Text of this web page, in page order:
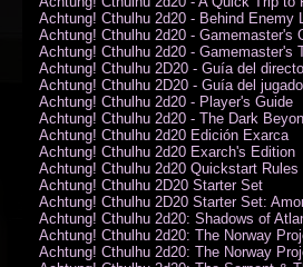
Achtung! Cthulhu 2d20 - Behind Enemy
Achtung! Cthulhu 2d20 - Gamemaster's
Achtung! Cthulhu 2d20 - Gamemaster's
Achtung! Cthulhu 2D20 - Guía del
Achtung! Cthulhu 2D20 - Guía del
Achtung! Cthulhu 2d20 - Player's Guide
Achtung! Cthulhu 2d20 - The Dark
Achtung! Cthulhu 2d20 Edición Exarca
Achtung! Cthulhu 2d20 Exarch's Edition
Achtung! Cthulhu 2d20 Quickstart Rules
Achtung! Cthulhu 2D20 Starter Set
Achtung! Cthulhu 2D20 Starter Set:
Achtung! Cthulhu 2d20: Shadows of
Achtung! Cthulhu 2d20: The Norway
Achtung! Cthulhu 2d20: The Norway